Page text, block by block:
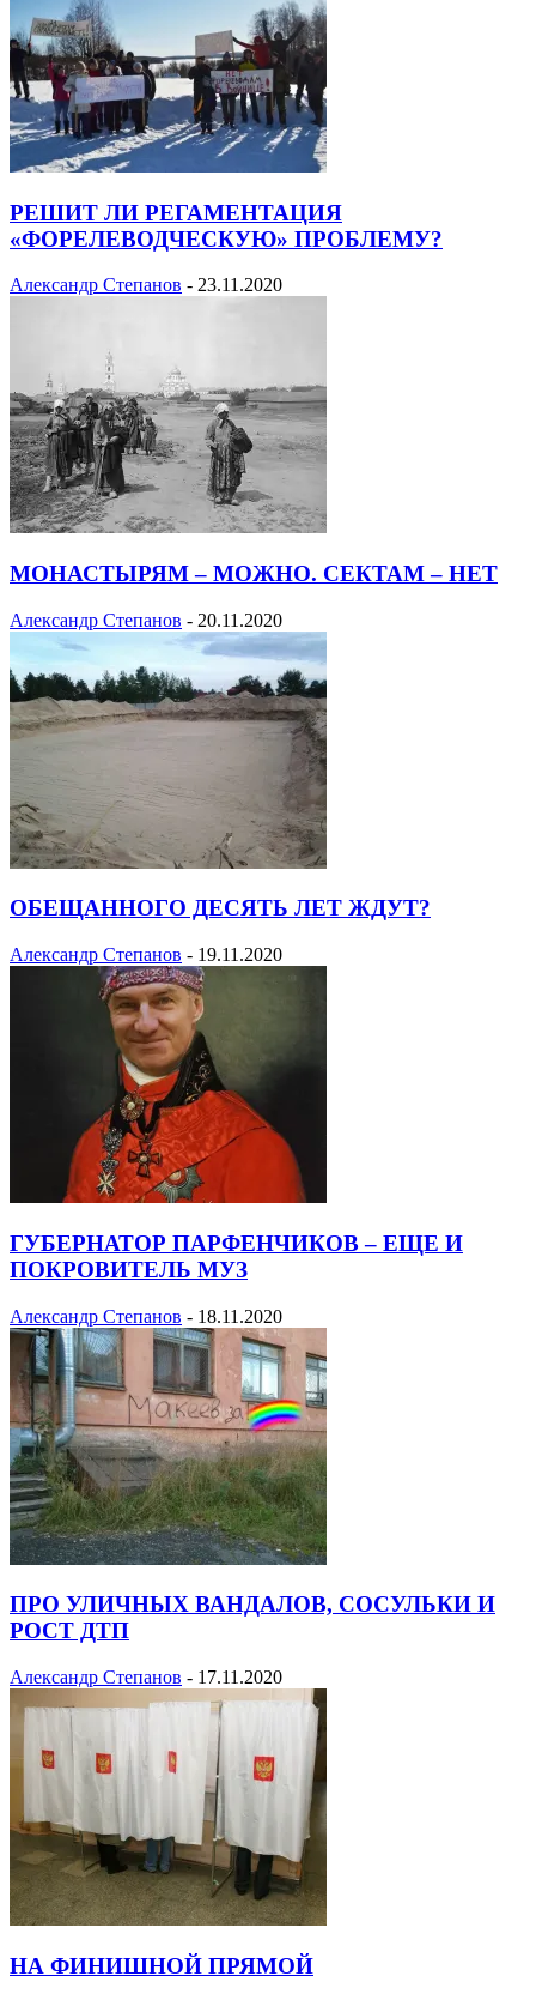
РЕШИТ ЛИ РЕГАМЕНТАЦИЯ
«ФОРЕЛЕВОДЧЕСКУЮ» ПРОБЛЕМУ?
Александр Степанов - 23.11.2020
МОНАСТЫРЯМ – МОЖНО. СЕКТАМ – НЕТ
Александр Степанов - 20.11.2020
ОБЕЩАННОГО ДЕСЯТЬ ЛЕТ ЖДУТ?
Александр Степанов - 19.11.2020
ГУБЕРНАТОР ПАРФЕНЧИКОВ – ЕЩЕ И
ПОКРОВИТЕЛЬ МУЗ
Александр Степанов - 18.11.2020
ПРО УЛИЧНЫХ ВАНДАЛОВ, СОСУЛЬКИ И
РОСТ ДТП
Александр Степанов - 17.11.2020
НА ФИНИШНОЙ ПРЯМОЙ